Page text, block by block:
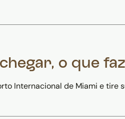
o que
Internacional de Miami e tire